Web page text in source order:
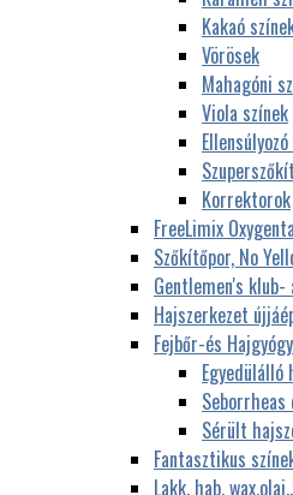
Kakaó
Vörösek
Mahagóni
Viola színek
Korrektorok
FreeLimix Oxygenta
Szőkítőpor, No
Gentlemen's
Hajszerkezet
Fejbőr-és
Egyedülálló
Sérült
Fantasztikus
Lakk, hab,